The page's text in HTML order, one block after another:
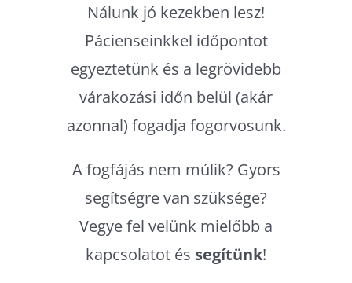
Nálunk jó kezekben lesz!
Pácienseinkkel időpontot
egyeztetünk és a legrövidebb
várakozási időn belül (akár
azonnal) fogadja fogorvosunk.
A fogfájás nem múlik? Gyors
segítségre van szüksége?
Vegye fel velünk mielőbb a
kapcsolatot és segítünk!